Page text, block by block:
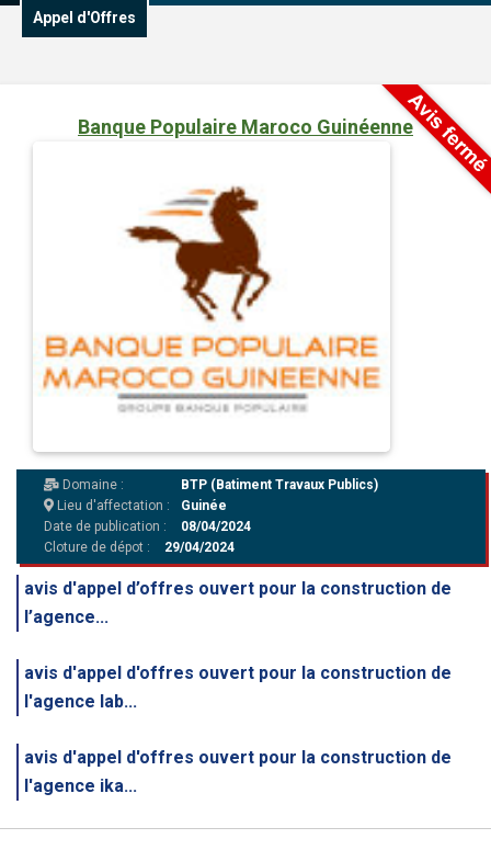
Appel d'Offres
Banque Populaire Maroco Guinéenne
Domaine :
BTP (Batiment Travaux Publics)
Lieu d'affectation :
Guinée
Date de publication :
08/04/2024
Cloture de dépot :
29/04/2024
avis d'appel d’offres ouvert pour la construction de
l’agence...
avis d'appel d'offres ouvert pour la construction de
l'agence lab...
avis d'appel d'offres ouvert pour la construction de
l'agence ika...